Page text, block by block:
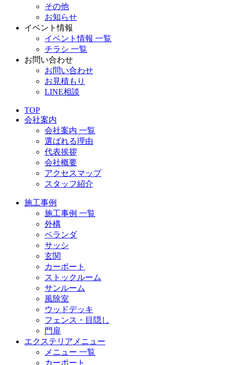
その他
お知らせ
イベント情報
イベント情報 一覧
チラシ 一覧
お問い合わせ
お問い合わせ
お見積もり
LINE相談
TOP
会社案内
会社案内 一覧
選ばれる理由
代表挨拶
会社概要
アクセスマップ
スタッフ紹介
施工事例
施工事例 一覧
外構
ベランダ
サッシ
玄関
カーポート
ストックルーム
サンルーム
風除室
ウッドデッキ
フェンス・目隠し
門扉
エクステリアメニュー
メニュー 一覧
カーポート